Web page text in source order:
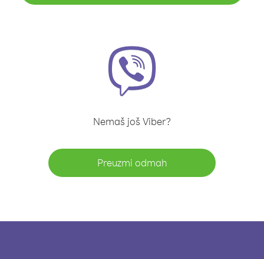
Nemaš još Viber?
Preuzmi odmah